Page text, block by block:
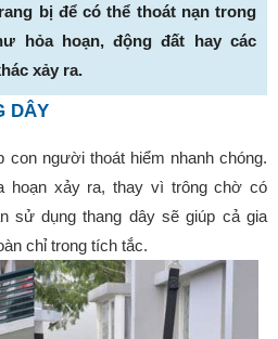
bị để có thể thoát nạn trong
hỏa hoạn, động đất hay các
xảy ra.
DÂY
con người thoát hiểm nhanh chóng.
hoạn xảy ra, thay vì trông chờ có
sử dụng thang dây sẽ giúp cả gia
chỉ trong tích tắc.